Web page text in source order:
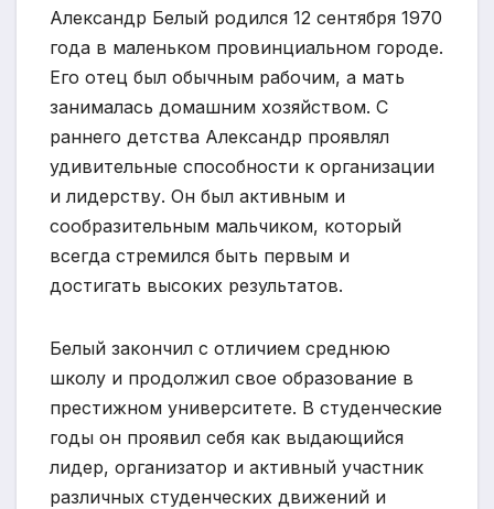
Александр Белый родился 12 сентября 1970
года в маленьком провинциальном городе.
Его отец был обычным рабочим, а мать
занималась домашним хозяйством. С
раннего детства Александр проявлял
удивительные способности к организации
и лидерству. Он был активным и
сообразительным мальчиком, который
всегда стремился быть первым и
достигать высоких результатов.
Белый закончил с отличием среднюю
школу и продолжил свое образование в
престижном университете. В студенческие
годы он проявил себя как выдающийся
лидер, организатор и активный участник
различных студенческих движений и